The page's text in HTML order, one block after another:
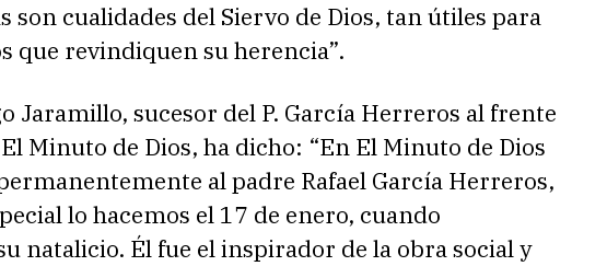
son cualidades del Siervo de Dios, tan útiles para
que revindiquen su herencia”.
Jaramillo, sucesor del P. García Herreros al frente
Minuto de Dios, ha dicho: “En El Minuto de Dios
al padre Rafael García Herreros,
lo hacemos el 17 de enero, cuando
natalicio. Él fue el inspirador de la obra social y